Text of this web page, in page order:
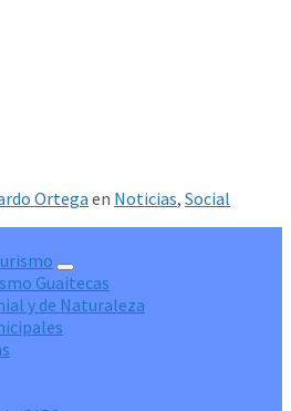
Ortega en Noticias, Social
Guaitecas
y de Naturaleza